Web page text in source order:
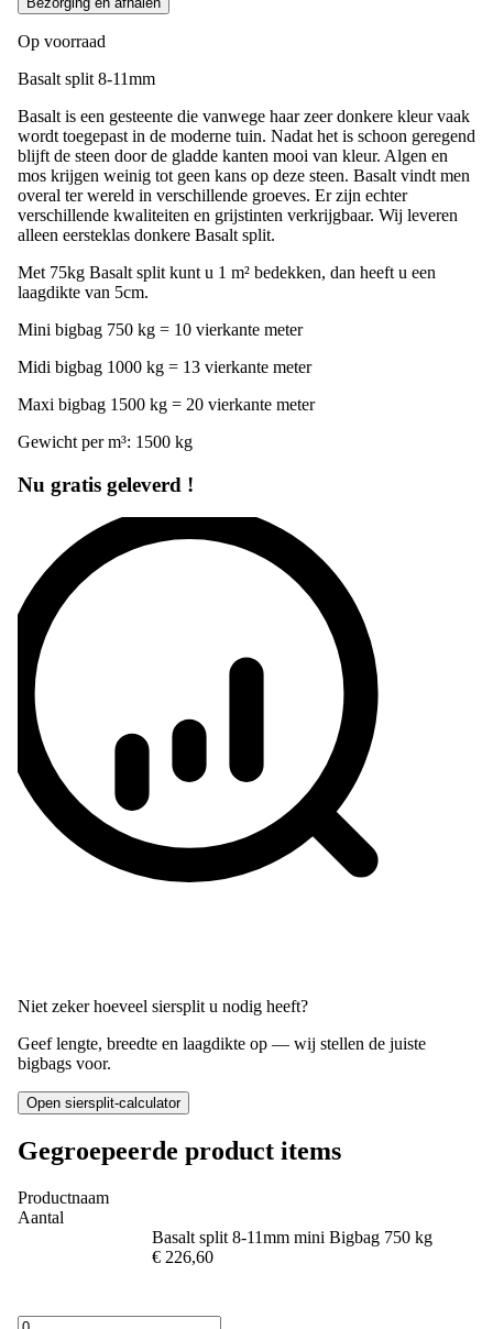
Bezorging en afhalen
Op voorraad
Basalt split 8-11mm
Basalt is een gesteente die vanwege haar zeer donkere kleur vaak
wordt toegepast in de moderne tuin. Nadat het is schoon geregend
blijft de steen door de gladde kanten mooi van kleur. Algen en
mos krijgen weinig tot geen kans op deze steen. Basalt vindt men
overal ter wereld in verschillende groeves. Er zijn echter
verschillende kwaliteiten en grijstinten verkrijgbaar. Wij leveren
alleen eersteklas donkere Basalt split.
Met 75kg Basalt split kunt u 1 m² bedekken, dan heeft u een
laagdikte van 5cm.
Mini bigbag 750 kg = 10 vierkante meter
Midi bigbag 1000 kg = 13 vierkante meter
Maxi bigbag 1500 kg = 20 vierkante meter
Gewicht per m³: 1500 kg
Nu gratis geleverd !
Niet zeker hoeveel siersplit u nodig heeft?
Geef lengte, breedte en laagdikte op — wij stellen de juiste
bigbags voor.
Productnaam
Basalt split 8-11mm mini Bigbag 750 kg